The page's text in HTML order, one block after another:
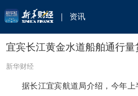
资讯
宜宾长江黄金水道船舶通行
新华财经
据长江宜宾航道局介绍，今年